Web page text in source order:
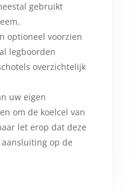
gebruikt
optioneel voorzien
legboorden
overzichtelijk
uw eigen
om de koelcel van
let erop dat deze
op de